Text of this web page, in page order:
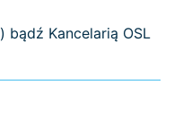
) bądź Kancelarią OSL